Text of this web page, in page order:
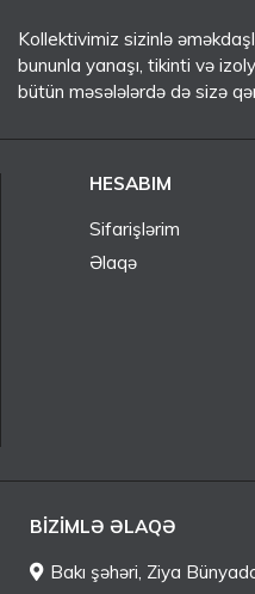
Kollektivimiz sizinlə
bununla yanaşı, tikinti və
bütün məsələlərdə də sizə
HESABIM
Sifarişlərim
Əlaqə
BIZIMLƏ ƏLAQƏ
Bakı şəhəri, Ziya